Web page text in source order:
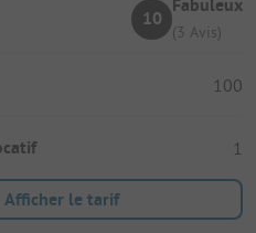
10
Fabuleux
(3 Avis)
100
1
Afficher le tarif